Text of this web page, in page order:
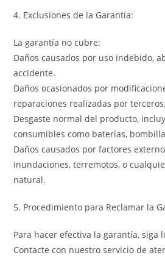
4. Exclusiones de la Garantía:
La garantía no cubre:
Daños causados por uso indebido,
accidente.
Daños ocasionados por
reparaciones realizadas por terceros.
Desgaste normal del producto,
consumibles como baterías,
Daños causados por factores
inundaciones, terremotos, o
natural.
5. Procedimiento para Reclamar la
Para hacer efectiva la garantía, siga
Contacte con nuestro servicio de